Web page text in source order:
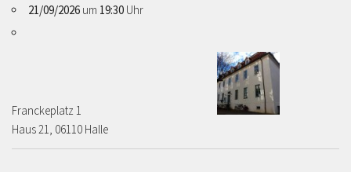
21/09/2026 um 19:30 Uhr
Franckeplatz 1 ­­­­
Haus 21, 06110 Halle